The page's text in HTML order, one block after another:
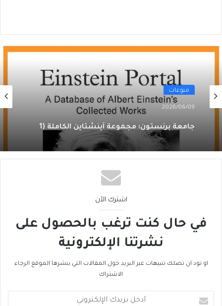
منوعات
2026/06/09
من 2)
اشترك الآن
في حال كنت ترغب بالحصول على
نشرتنا الإلكترونية
او تود ان تصلك تنبيهات عبر البريد حول المقالات التي ينشرها الموقع الرجاء
الاشتراك